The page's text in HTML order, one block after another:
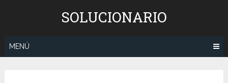
SOLUCIONARIO
MENÚ